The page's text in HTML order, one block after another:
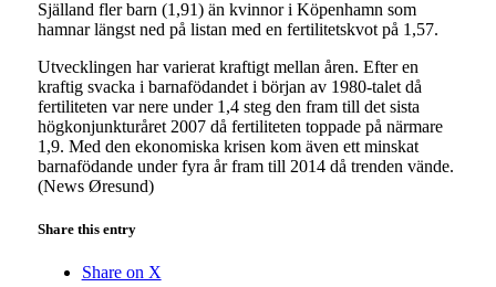
Själland fler barn (1,91) än kvinnor i Köpenhamn som
hamnar längst ned på listan med en fertilitetskvot på 1,57.
Utvecklingen har varierat kraftigt mellan åren. Efter en
kraftig svacka i barnafödandet i början av 1980-talet då
fertiliteten var nere under 1,4 steg den fram till det sista
högkonjunkturåret 2007 då fertiliteten toppade på närmare
1,9. Med den ekonomiska krisen kom även ett minskat
barnafödande under fyra år fram till 2014 då trenden vände.
(News Øresund)
Share this entry
Share on X